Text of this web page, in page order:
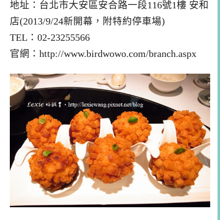
地址：台北市大安區安合路一段116號1樓 安和
店(2013/9/24新開幕，附特約停車場)
TEL：02-23255566
官網：http://www.birdwowo.com/branch.aspx